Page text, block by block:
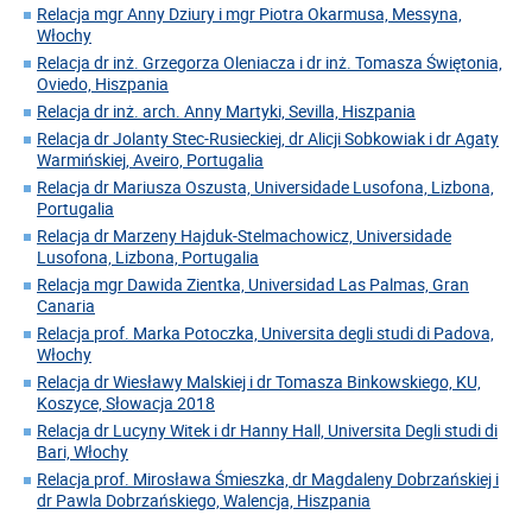
Relacja mgr Anny Dziury i mgr Piotra Okarmusa, Messyna,
Włochy
Relacja dr inż. Grzegorza Oleniacza i dr inż. Tomasza Świętonia,
Oviedo, Hiszpania
Relacja dr inż. arch. Anny Martyki, Sevilla, Hiszpania
Relacja dr Jolanty Stec-Rusieckiej, dr Alicji Sobkowiak i dr Agaty
Warmińskiej, Aveiro, Portugalia
Relacja dr Mariusza Oszusta, Universidade Lusofona, Lizbona,
Portugalia
Relacja dr Marzeny Hajduk-Stelmachowicz, Universidade
Lusofona, Lizbona, Portugalia
Relacja mgr Dawida Zientka, Universidad Las Palmas, Gran
Canaria
Relacja prof. Marka Potoczka, Universita degli studi di Padova,
Włochy
Relacja dr Wiesławy Malskiej i dr Tomasza Binkowskiego, KU,
Koszyce, Słowacja 2018
Relacja dr Lucyny Witek i dr Hanny Hall, Universita Degli studi di
Bari, Włochy
Relacja prof. Mirosława Śmieszka, dr Magdaleny Dobrzańskiej i
dr Pawla Dobrzańskiego, Walencja, Hiszpania